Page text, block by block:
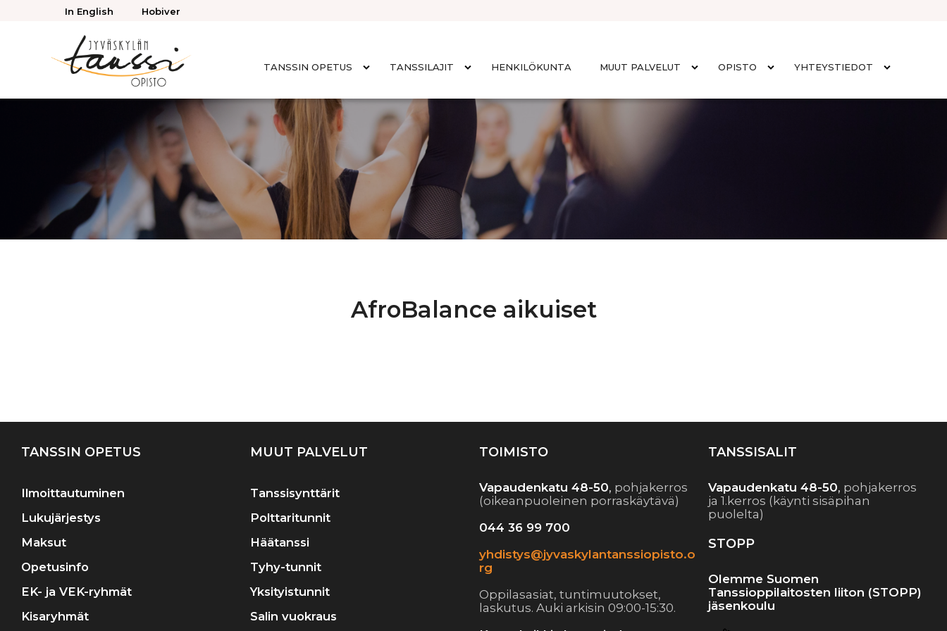
In English Hobiver
Jyväskylän
TANSSIN OPETUS TANSSILAJIT HENKILÖKUNTA MUUT PALVELUT OPISTO YHTEYSTIEDOT
AfroBalance aikuiset
TANSSIN OPETUS
Ilmoittautuminen
Lukujärjestys
Maksut
Opetusinfo
EK- ja VEK-ryhmät
Kisaryhmät
MUUT PALVELUT
Tanssisynttärit
Polttaritunnit
Häätanssi
Tyhy-tunnit
Yksityistunnit
Salin vuokraus
TOIMISTO
Vapaudenkatu 48-50, pohjakerros
(oikeanpuoleinen porraskäytävä)
044 36 99 700
yhdistys@jyvaskylantanssiopisto.o
rg
Oppilasasiat, tuntimuutokset,
laskutus. Auki arkisin 09:00-15:30.
TANSSISALIT
Vapaudenkatu 48-50, pohjakerros
ja 1.kerros (käynti sisäpihan
puolelta)
STOPP
Olemme Suomen
Tanssioppilaitosten liiton (STOPP)
jäsenkoulu